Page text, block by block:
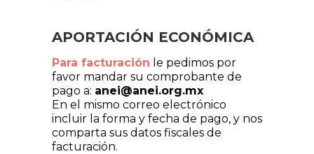
APORTACIÓN ECONÓMICA
Para facturación le pedimos por
favor mandar su comprobante de
pago a: anei@anei.org.mx
En el mismo correo electrónico
incluir la forma y fecha de pago, y nos
comparta sus datos fiscales de
facturación.